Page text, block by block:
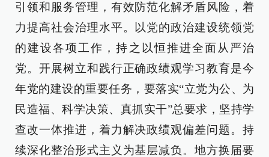
引领和服务管理，有效防范化解矛盾风险，着
力提高社会治理水平。以党的政治建设统领党
的建设各项工作，持之以恒推进全面从严治
党。开展树立和践行正确政绩观学习教育是今
年党的建设的重要任务，要落实“立党为公、为
民造福、科学决策、真抓实干”总要求，坚持学
查改一体推进，着力解决政绩观偏差问题。持
续深化整治形式主义为基层减负。地方换届要